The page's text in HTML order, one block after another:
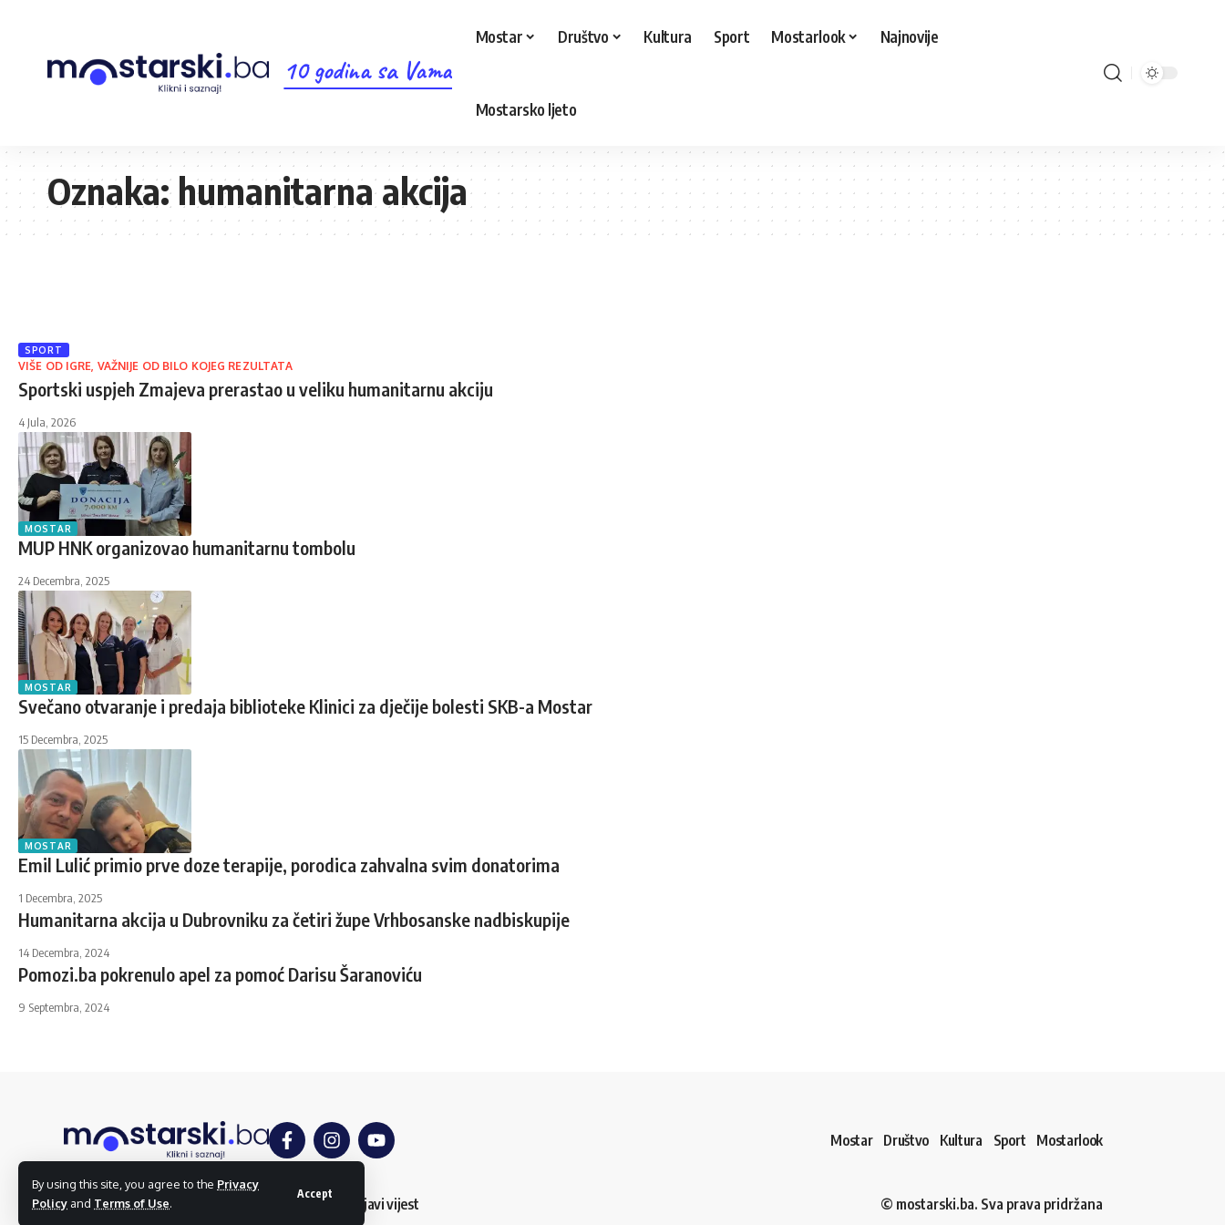
By using this site, you agree to the Privacy
Policy and Terms of Use.
Accept
10 godina sa Vama
Mostar Društvo Kultura Sport Mostarlook Najnovije
Mostarsko ljeto
Oznaka:humanitarna akcija
SPORT
VIŠE OD IGRE, VAŽNIJE OD BILO KOJEG REZULTATA
Sportski uspjeh Zmajeva prerastao u veliku humanitarnu akciju
4 Jula, 2026
MOSTAR
MUP HNK organizovao humanitarnu tombolu
24 Decembra, 2025
MOSTAR
Svečano otvaranje i predaja biblioteke Klinici za dječije bolesti SKB-a Mostar
15 Decembra, 2025
MOSTAR
Emil Lulić primio prve doze terapije, porodica zahvalna svim donatorima
1 Decembra, 2025
Humanitarna akcija u Dubrovniku za četiri župe Vrhbosanske nadbiskupije
14 Decembra, 2024
Pomozi.ba pokrenulo apel za pomoć Darisu Šaranoviću
9 Septembra, 2024
Mostar Društvo Kultura Sport Mostarlook
O nama Impressum Kontakt Dojavi vijest © mostarski.ba. Sva prava pridržana